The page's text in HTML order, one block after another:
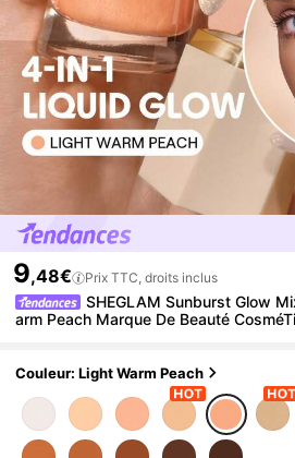
9,48€ Prix TTC, droits inclus
SHEGLAM Sunburst Glow
arm Peach Marque De Beauté
Couleur: Light Warm Peach